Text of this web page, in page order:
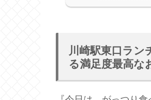
川崎駅東口ラン
る満足度最高な